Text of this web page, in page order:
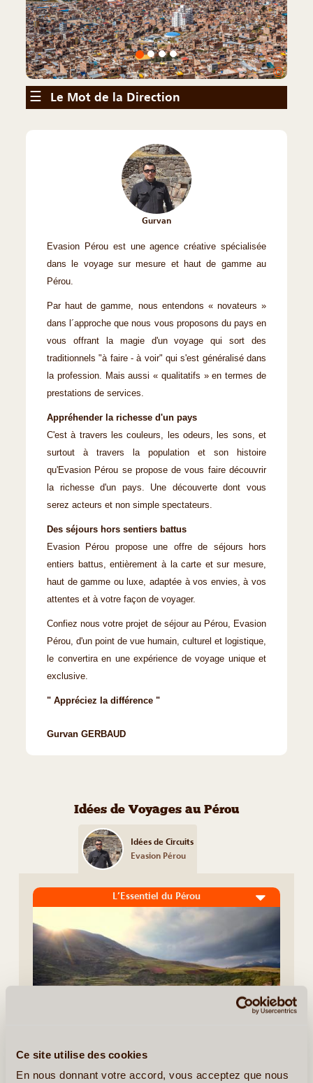
Ce site utilise des cookies
En nous donnant votre accord, vous acceptez que nous
©
☰
Le Mot de la Direction
Gurvan
Evasion Pérou est une agence créative spécialisée
dans le voyage sur mesure et haut de gamme au
Pérou.
Par haut de gamme, nous entendons « novateurs »
dans l´approche que nous vous proposons du pays en
vous offrant la magie d'un voyage qui sort des
traditionnels "à faire - à voir" qui s'est généralisé dans
la profession. Mais aussi « qualitatifs » en termes de
prestations de services.
Appréhender la richesse d'un pays
C'est à travers les couleurs, les odeurs, les sons, et
surtout à travers la population et son histoire
qu'Evasion Pérou se propose de vous faire découvrir
la richesse d'un pays. Une découverte dont vous
serez acteurs et non simple spectateurs.
Des séjours hors sentiers battus
Evasion Pérou propose une offre de séjours hors
entiers battus, entièrement à la carte et sur mesure,
haut de gamme ou luxe, adaptée à vos envies, à vos
attentes et à votre façon de voyager.
Confiez nous votre projet de séjour au Pérou, Evasion
Pérou, d'un point de vue humain, culturel et logistique,
le convertira en une expérience de voyage unique et
exclusive.
" Appréciez la différence "
Gurvan GERBAUD
Idées de Voyages au Pérou
Idées de Circuits
Evasion Pérou
L’Essentiel du Pérou
©